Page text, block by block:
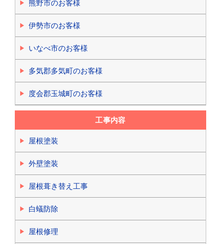
熊野市のお客様
伊勢市のお客様
いなべ市のお客様
多気郡多気町のお客様
度会郡玉城町のお客様
工事内容
屋根塗装
外壁塗装
屋根葺き替え工事
白蟻防除
屋根修理